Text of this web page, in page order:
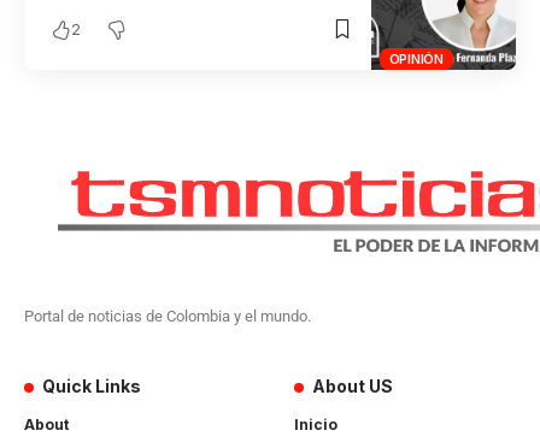
OPINIÓN
2
Portal de noticias de Colombia y el mundo.
Quick Links
About
About US
Inicio